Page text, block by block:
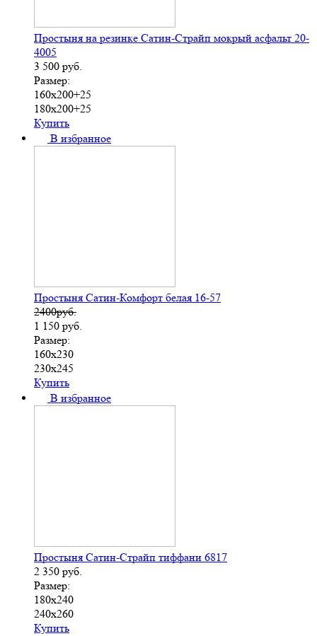
Простыня на резинке Сатин-Страйп мокрый асфальт 20-
4005
3 500 руб.
Размер:
160х200+25
180х200+25
Купить
В избранное
Простыня Сатин-Комфорт белая 16-57
2400руб.
1 150 руб.
Размер:
160х230
230х245
Купить
В избранное
Простыня Сатин-Страйп тиффани 6817
2 350 руб.
Размер:
180х240
240х260
Купить